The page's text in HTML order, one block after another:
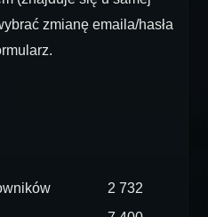
zmianę emaila/hasła
2 732